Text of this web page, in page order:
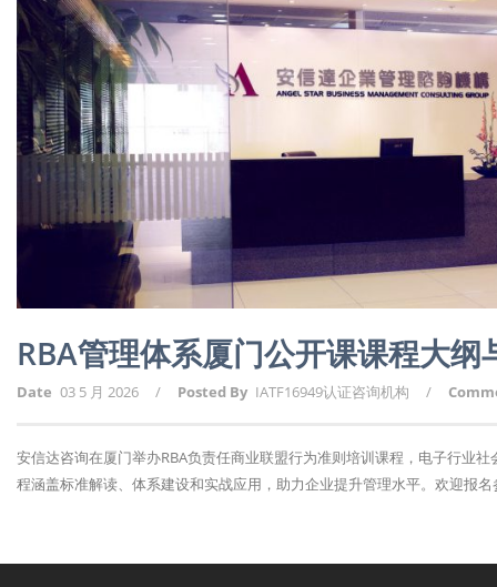
RBA管理体系厦门公开课课程大纲
Date 03 5 月 2026 / Posted By IATF16949认证咨询机构 /
安信达咨询在厦门举办RBA负责任商业联盟行为准则培训课程，电子行业
程涵盖标准解读、体系建设和实战应用，助力企业提升管理水平。欢迎报